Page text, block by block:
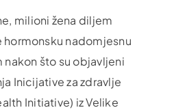
milioni žena diljem
hormonsku nadomjesnu
što su objavljeni
Inicijative za zdravlje
Initiative) iz Velike